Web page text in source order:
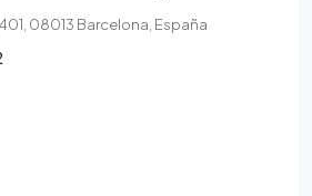
08013 Barcelona, España